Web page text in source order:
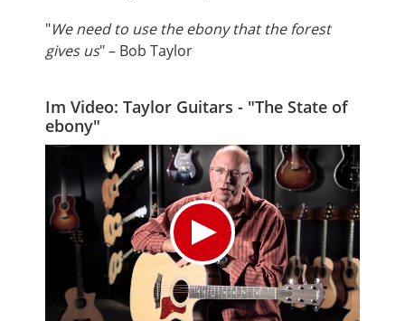
"We need to use theebonythat the forest
gives us" – Bob Taylor
Im Video: Taylor Guitars - "The State of
ebony"